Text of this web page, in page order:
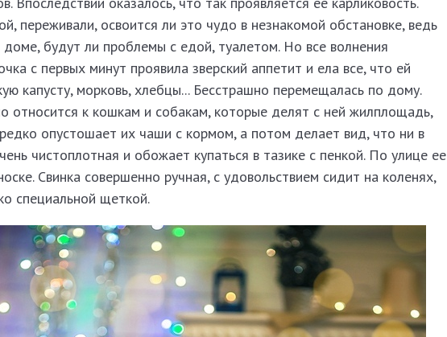
переживали, освоится ли это чудо в незнакомой обстановке, ведь
будут ли проблемы с едой, туалетом. Но все волнения
с первых минут проявила зверский аппетит и ела все, что ей
капусту, морковь, хлебцы... Бесстрашно перемещалась по дому.
относится к кошкам и собакам, которые делят с ней жилплощадь,
опустошает их чаши с кормом, а потом делает вид, что ни в
чистоплотная и обожает купаться в тазике с пенкой. По улице ее
Свинка совершенно ручная, с удовольствием сидит на коленях,
специальной щеткой.